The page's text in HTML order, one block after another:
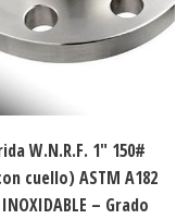
W.N.R.F. 1″ 150#
cuello) ASTM A182
– Grado